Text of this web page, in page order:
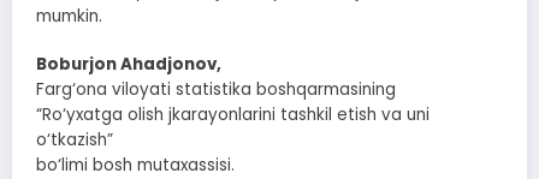
mumkin.
Boburjon Ahadjonov,
Farg‘ona viloyati statistika boshqarmasining
“Ro‘yxatga olish jkarayonlarini tashkil etish va uni
o‘tkazish”
bo‘limi bosh mutaxassisi.